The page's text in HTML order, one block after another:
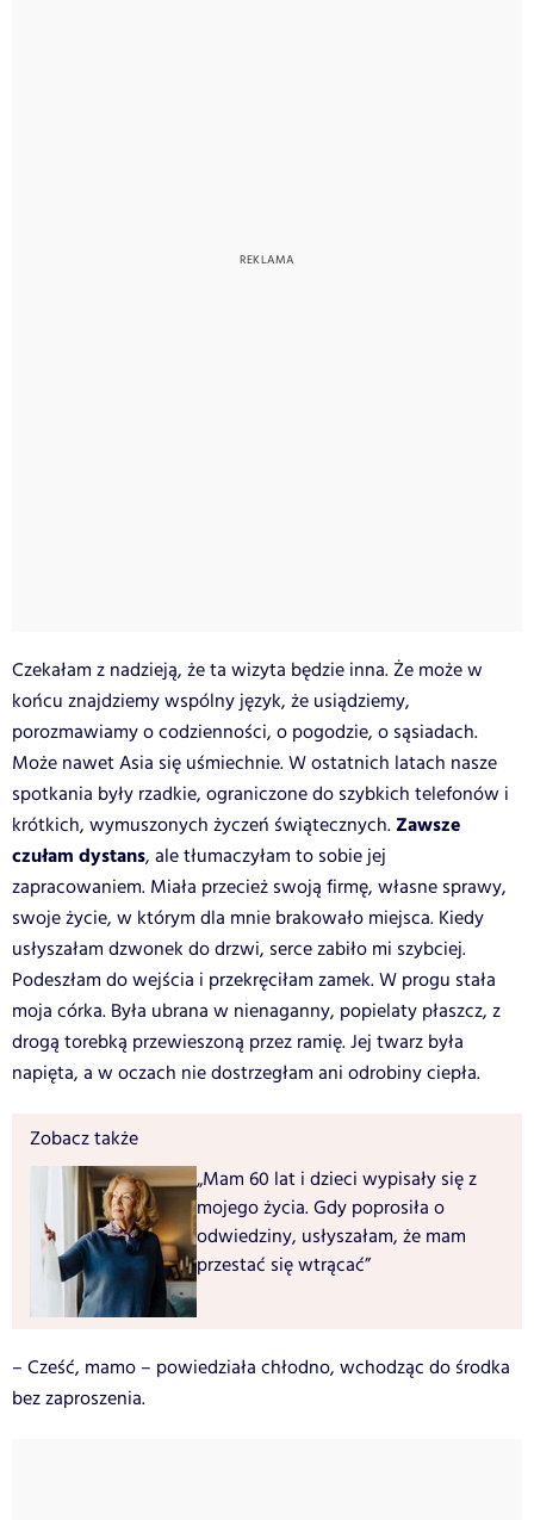
Czekałam z nadzieją, że ta wizyta będzie inna. Że może w
końcu znajdziemy wspólny język, że usiądziemy,
porozmawiamy o codzienności, o pogodzie, o sąsiadach.
Może nawet Asia się uśmiechnie. W ostatnich latach nasze
spotkania były rzadkie, ograniczone do szybkich telefonów i
krótkich, wymuszonych życzeń świątecznych. Zawsze
czułam dystans, ale tłumaczyłam to sobie jej
zapracowaniem. Miała przecież swoją firmę, własne sprawy,
swoje życie, w którym dla mnie brakowało miejsca. Kiedy
usłyszałam dzwonek do drzwi, serce zabiło mi szybciej.
Podeszłam do wejścia i przekręciłam zamek. W progu stała
moja córka. Była ubrana w nienaganny, popielaty płaszcz, z
drogą torebką przewieszoną przez ramię. Jej twarz była
napięta, a w oczach nie dostrzegłam ani odrobiny ciepła.
Zobacz także
„Mam 60 lat i dzieci wypisały się z
mojego życia. Gdy poprosiła o
odwiedziny, usłyszałam, że mam
przestać się wtrącać”
– Cześć, mamo – powiedziała chłodno, wchodząc do środka
bez zaproszenia.